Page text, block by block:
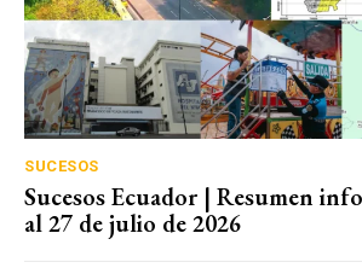
SUCESOS
Sucesos Ecuador | Resumen
al 27 de julio de 2026